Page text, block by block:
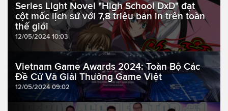
Series Light Novel "High School DxD" đạt
cột mốc lịch sử với 7,8 triệu bản in trên toàn
thế giới
12/05/2024 10:03
Vietnam Game Awards 2024: Toàn Bộ Các
Đề Cử Và Giải Thưởng Game Việt
12/05/2024 09:02